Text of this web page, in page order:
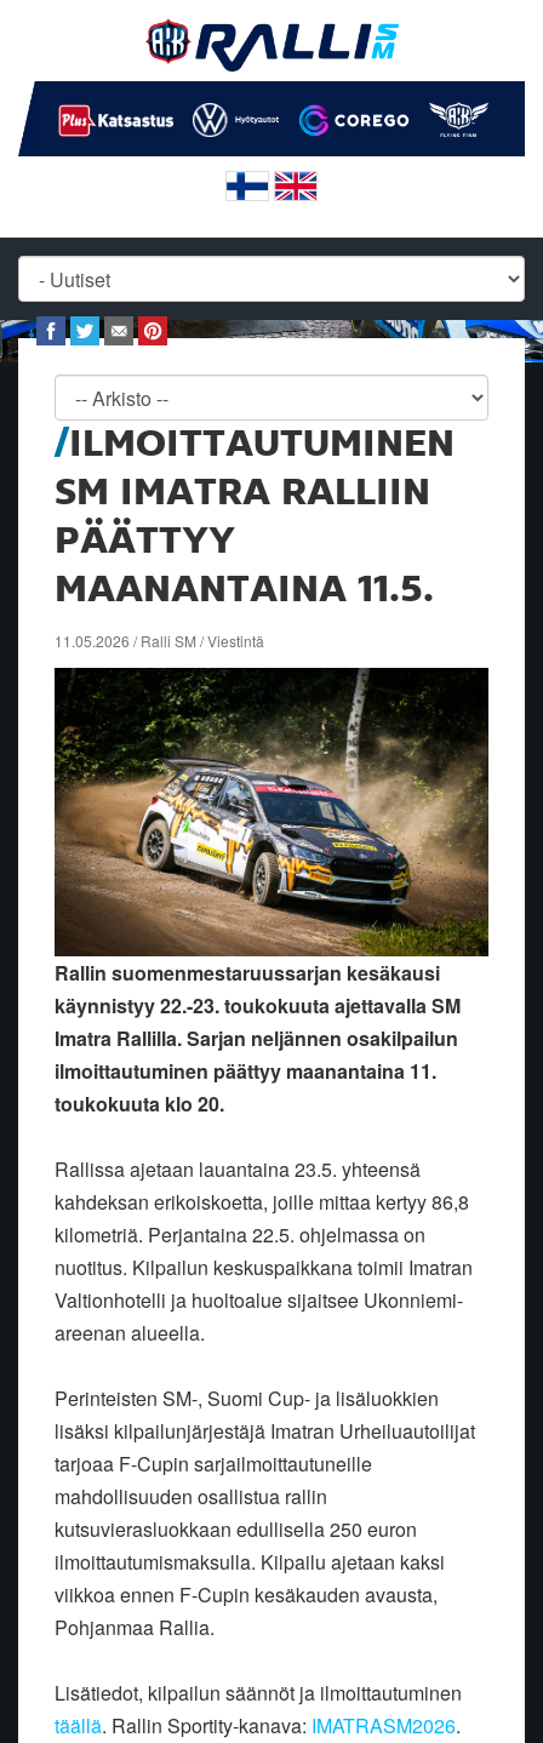
ILMOITTAUTUMINEN
SM IMATRA RALLIIN
PÄÄTTYY
MAANANTAINA 11.5.
11.05.2026 / Ralli SM / Viestintä
Rallin suomenmestaruussarjan kesäkausi
käynnistyy 22.-23. toukokuuta ajettavalla SM
Imatra Rallilla. Sarjan neljännen osakilpailun
ilmoittautuminen päättyy maanantaina 11.
toukokuuta klo 20.
Rallissa ajetaan lauantaina 23.5. yhteensä
kahdeksan erikoiskoetta, joille mittaa kertyy 86,8
kilometriä. Perjantaina 22.5. ohjelmassa on
nuotitus. Kilpailun keskuspaikkana toimii Imatran
Valtionhotelli ja huoltoalue sijaitsee Ukonniemi-
areenan alueella.
Perinteisten SM-, Suomi Cup- ja lisäluokkien
lisäksi kilpailunjärjestäjä Imatran Urheiluautoilijat
tarjoaa F-Cupin sarjailmoittautuneille
mahdollisuuden osallistua rallin
kutsuvierasluokkaan edullisella 250 euron
ilmoittautumismaksulla. Kilpailu ajetaan kaksi
viikkoa ennen F-Cupin kesäkauden avausta,
Pohjanmaa Rallia.
Lisätiedot, kilpailun säännöt ja ilmoittautuminen
täällä. Rallin Sportity-kanava: IMATRASM2026.